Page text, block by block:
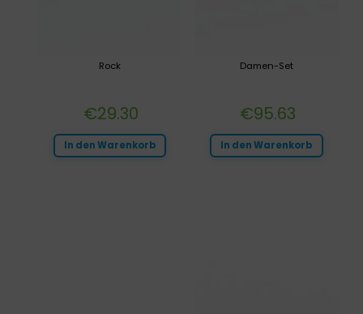
Damen-Set
€95.63
In den Warenkorb
Rock
€29.30
In den Warenkorb